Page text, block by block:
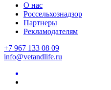
О нас
Россельхознадзор
Партнеры
Рекламодателям
+7 967 133 08 09
info@vetandlife.ru